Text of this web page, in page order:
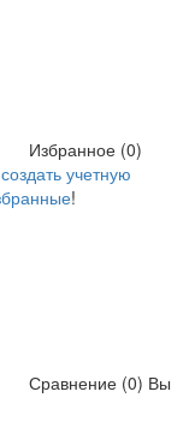
Избранное (0)
создать учетную
!
Сравнение (0) Вы